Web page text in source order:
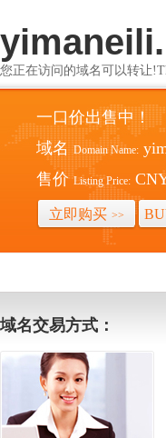
您正在访问的域名可以转让
一口价出售中！
域名 Domain Name:
售价 Listing Price:
立即购买 >>
域名交易方式：